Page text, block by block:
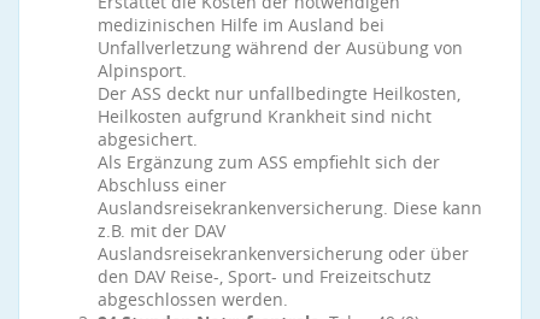
medizinischen Hilfe im Ausland bei
Unfallverletzung während der Ausübung von
Alpinsport.
Der ASS deckt nur unfallbedingte Heilkosten,
Heilkosten aufgrund Krankheit sind nicht
abgesichert.
Als Ergänzung zum ASS empfiehlt sich der
Abschluss einer
Auslandsreisekrankenversicherung. Diese kann
z.B. mit der DAV
Auslandsreisekrankenversicherung oder über
den DAV Reise-, Sport- und Freizeitschutz
abgeschlossen werden.